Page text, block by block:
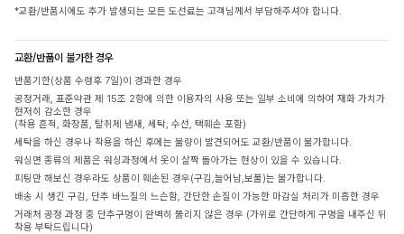
*교환/반품시에도 추가 발생되는 모든 도선료는 고객님께서 부담해주셔야 합니다.
교환/반품이 불가한 경우
반품기한(상품 수령후 7일)이 경과한 경우
공정거래, 표준약관 제 15조 2항에 의한 이용자의 사용 또는 일부 소비에 의하여 재화 가치가
현저히 감소한 경우
(착용 흔적, 화장품, 탈취제 냄새, 세탁, 수선, 택훼손 포함)
세탁을 하신 경우나 착용을 하신 후에는 불량이 발견되어도 교환/반품이 불가합니다.
워싱면 종류의 제품은 워싱과정에서 옷이 살짝 돌아가는 현상이 있을 수 있습니다.
피팅만 해보신 경우라도 상품이 훼손된 경우(구김,늘어남,보풀)는 불가합니다.
배송 시 생긴 구김, 단추 바느질의 느슨함, 간단한 손질이 가능한 마감실 처리가 미흡한 경우
거래처 공정 과정 중 단추구멍이 완벽히 뚫리지 않은 경우 (가위로 간단하게 구멍을 내주신 뒤
착용 부탁드립니다)